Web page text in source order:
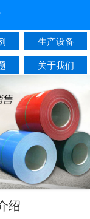
生产设备
关于我们
绍